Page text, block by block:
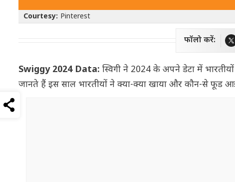
Courtesy: Pinterest
फॉलो करें:
Swiggy 2024 Data: स्विगी ने 2024 के अपने डेटा में
जानते हैं इस साल भारतीयों ने क्या-क्या खाया और कौन-से फूड